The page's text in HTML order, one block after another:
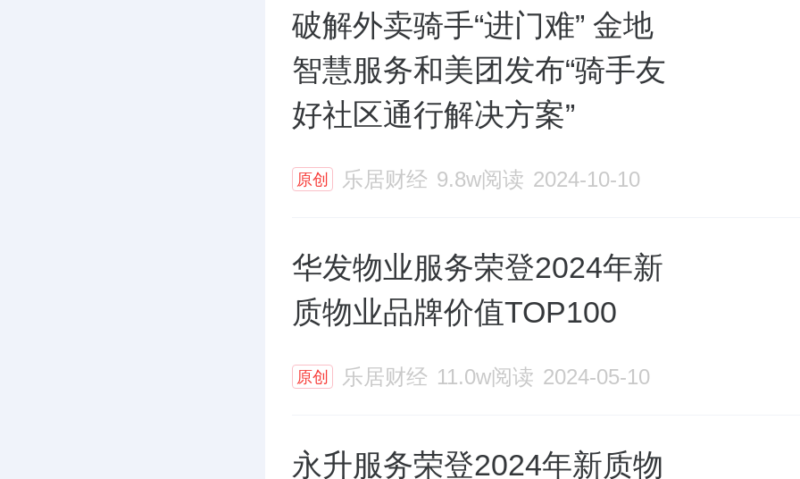
破解外卖骑手“进门难” 金地
智慧服务和美团发布“骑手友
好社区通行解决方案”
原创 乐居财经 9.8w阅读 2024-10-10
华发物业服务荣登2024年新
质物业品牌价值TOP100
原创 乐居财经 11.0w阅读 2024-05-10
永升服务荣登2024年新质物